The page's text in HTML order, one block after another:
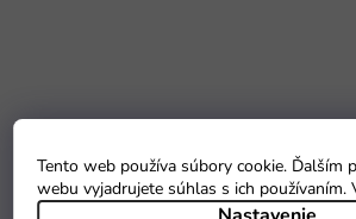
Tento web používa súbory cookie. Ďalším
webu vyjadrujete súhlas s ich používaním.